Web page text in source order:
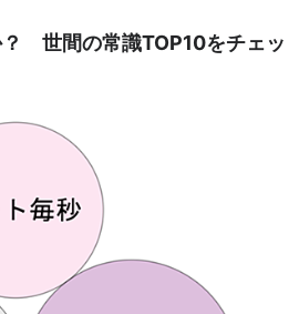
世間の常識TOP10をチェッ